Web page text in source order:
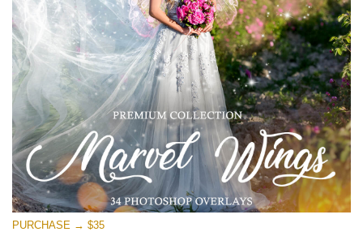
Large 6000*4000px
무료 다운로드
PURCHASE → $35